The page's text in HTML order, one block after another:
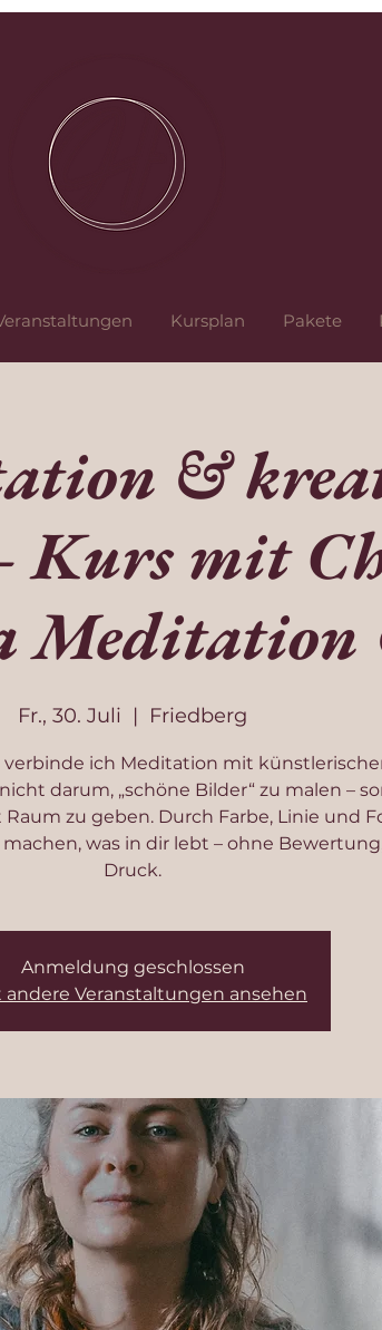
Kursplan Pakete
&
Kurs mit
Fr., 30. Juli
  |
Friedberg
verbinde ich Meditation mit
darum, „schöne Bilder“ zu malen –
zu geben. Durch Farbe, Linie und
was in dir lebt – ohne
Druck.
Anmeldung geschlossen
andere Veranstaltungen ansehen